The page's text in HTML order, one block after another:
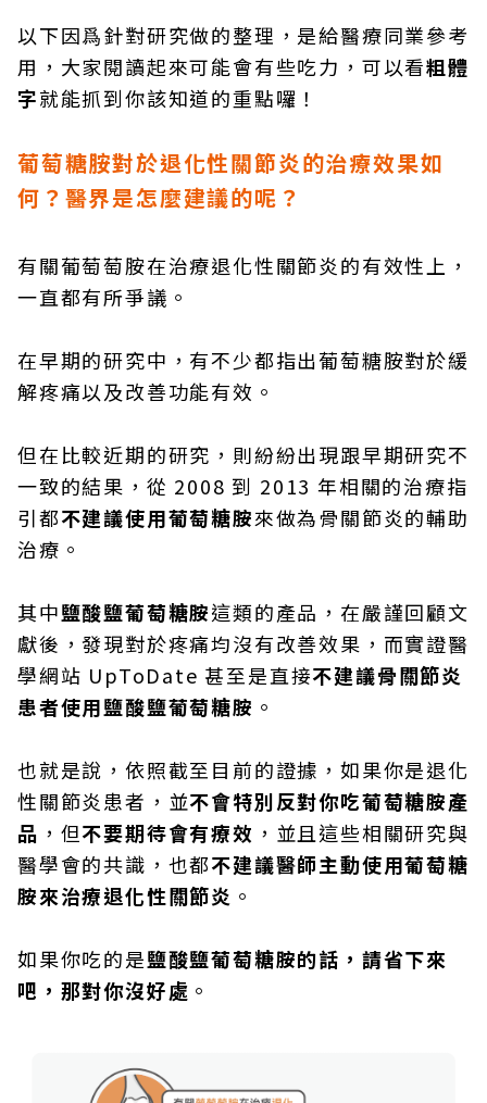
以下因爲針對研究做的整理，是給醫療同業參考
用，大家閱讀起來可能會有些吃力，可以看粗體
字就能抓到你該知道的重點囉！
葡萄糖胺對於退化性關節炎的治療效果如
何？醫界是怎麼建議的呢？
有關葡萄萄胺在治療退化性關節炎的有效性上，
一直都有所爭議。
在早期的研究中，有不少都指出葡萄糖胺對於緩
解疼痛以及改善功能有效。
但在比較近期的研究，則紛紛出現跟早期研究不
一致的結果，從 2008 到 2013 年相關的治療指
引都不建議使用葡萄糖胺來做為骨關節炎的輔助
治療。
其中鹽酸鹽葡萄糖胺這類的產品，在嚴謹回顧文
獻後，發現對於疼痛均沒有改善效果，而實證醫
學網站 UpToDate 甚至是直接不建議骨關節炎
患者使用鹽酸鹽葡萄糖胺 。
也就是說，依照截至目前的證據，如果你是退化
性關節炎患者，並不會特別反對你吃葡萄糖胺產
品 ，但不要期待會有療效 ，並且這些相關研究與
醫學會的共識，也都不建議醫師主動使用葡萄糖
胺來治療退化性關節炎 。
如果你吃的是鹽酸鹽葡萄糖胺的話，請省下來
吧，那對你沒好處 。